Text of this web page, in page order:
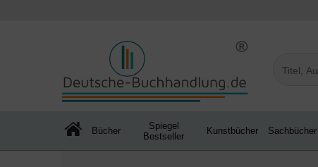
Bücher
Spiegel
Bestseller
Kunstbücher Sachbücher